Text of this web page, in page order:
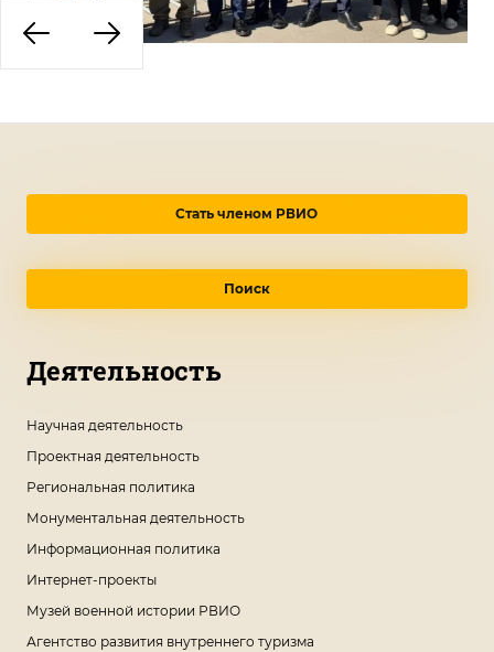
Стать членом РВИО
Поиск
Деятельность
Научная деятельность
Проектная деятельность
Региональная политика
Монументальная деятельность
Информационная политика
Интернет-проекты
Музей военной истории РВИО
Агентство развития внутреннего туризма